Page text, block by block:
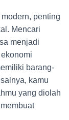
penting
Mencari
menjadi
barang-
kamu
yang diolah